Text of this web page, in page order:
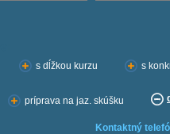
s dĺžkou kurzu s
príprava na jaz. skúšku
Kontaktný